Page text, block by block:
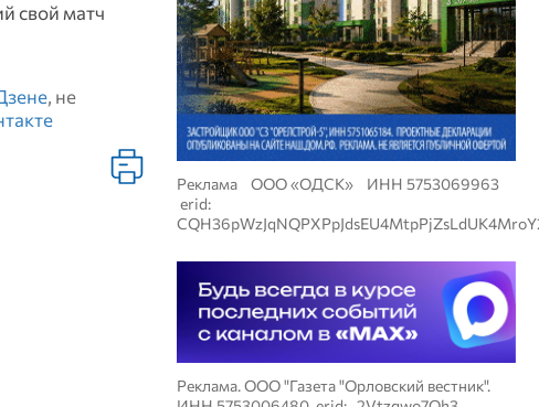
свой матч
, не
Реклама ООО «ОДСК» ИНН 5753069963
erid:
Реклама. ООО "Газета "Орловский вестник".